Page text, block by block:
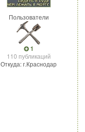
Пользователи
1
110 публикаций
Откуда: г.Краснодар